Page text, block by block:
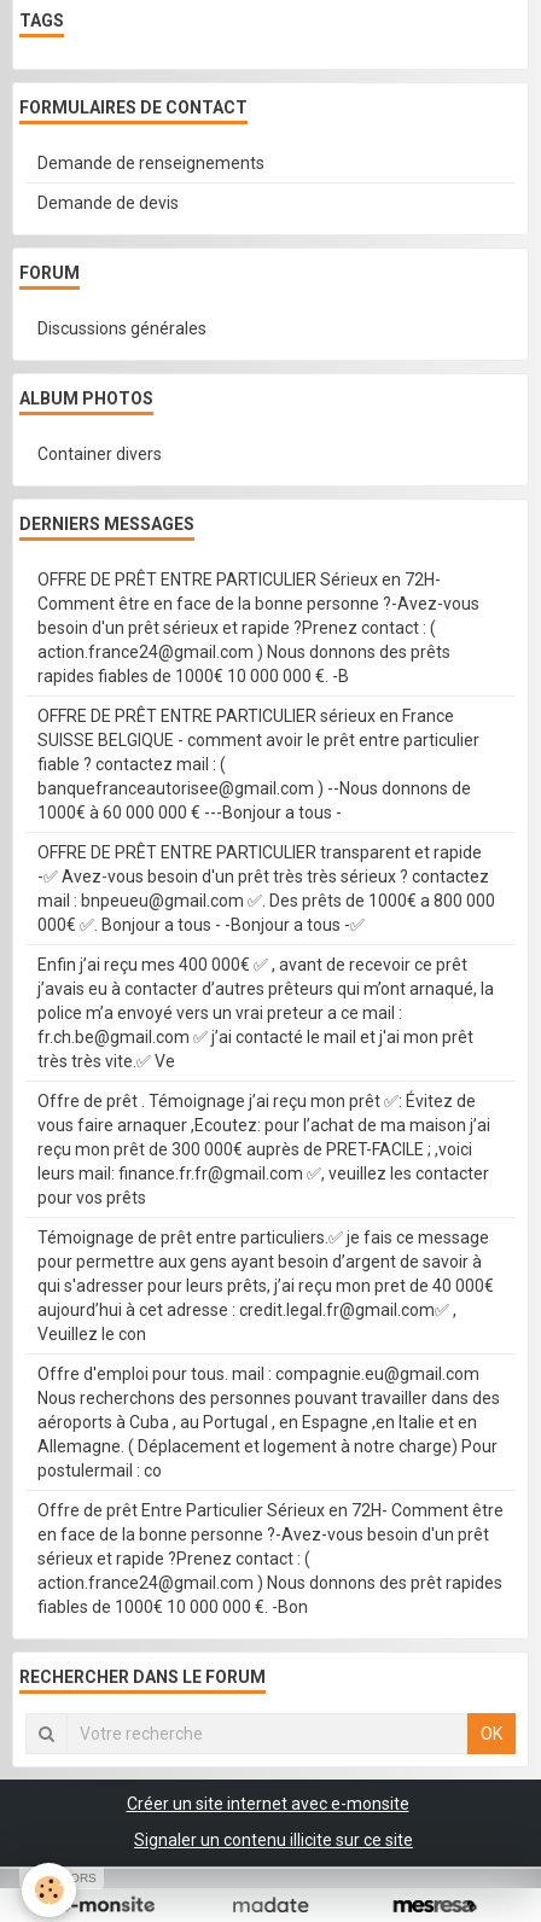
TAGS
FORMULAIRES DE CONTACT
Demande de renseignements
Demande de devis
FORUM
Discussions générales
ALBUM PHOTOS
Container divers
DERNIERS MESSAGES
OFFRE DE PRÊT ENTRE PARTICULIER Sérieux en 72H-
Comment être en face de la bonne personne ?-Avez-vous
besoin d'un prêt sérieux et rapide ?Prenez contact : (
action.france24@gmail.com ) Nous donnons des prêts
rapides fiables de 1000€ 10 000 000 €. -B
OFFRE DE PRÊT ENTRE PARTICULIER sérieux en France
SUISSE BELGIQUE - comment avoir le prêt entre particulier
fiable ? contactez mail : (
banquefranceautorisee@gmail.com ) --Nous donnons de
1000€ à 60 000 000 € ---Bonjour a tous -
OFFRE DE PRÊT ENTRE PARTICULIER transparent et rapide
-✅ Avez-vous besoin d'un prêt très très sérieux ? contactez
mail : bnpeueu@gmail.com ✅. Des prêts de 1000€ a 800 000
000€ ✅. Bonjour a tous - -Bonjour a tous -✅
Enfin j’ai reçu mes 400 000€ ✅ , avant de recevoir ce prêt
j’avais eu à contacter d’autres prêteurs qui m’ont arnaqué, la
police m’a envoyé vers un vrai preteur a ce mail :
fr.ch.be@gmail.com ✅ j’ai contacté le mail et j'ai mon prêt
très très vite.✅ Ve
Offre de prêt . Témoignage j’ai reçu mon prêt ✅: Évitez de
vous faire arnaquer ,Ecoutez: pour l’achat de ma maison j’ai
reçu mon prêt de 300 000€ auprès de PRET-FACILE ; ,voici
leurs mail: finance.fr.fr@gmail.com ✅, veuillez les contacter
pour vos prêts
Témoignage de prêt entre particuliers.✅ je fais ce message
pour permettre aux gens ayant besoin d’argent de savoir à
qui s'adresser pour leurs prêts, j’ai reçu mon pret de 40 000€
aujourd’hui à cet adresse : credit.legal.fr@gmail.com✅ ,
Veuillez le con
Offre d'emploi pour tous. mail : compagnie.eu@gmail.com
Nous recherchons des personnes pouvant travailler dans des
aéroports à Cuba , au Portugal , en Espagne ,en Italie et en
Allemagne. ( Déplacement et logement à notre charge) Pour
postulermail : co
Offre de prêt Entre Particulier Sérieux en 72H- Comment être
en face de la bonne personne ?-Avez-vous besoin d'un prêt
sérieux et rapide ?Prenez contact : (
action.france24@gmail.com ) Nous donnons des prêt rapides
fiables de 1000€ 10 000 000 €. -Bon
RECHERCHER DANS LE FORUM
OK
Créer un site internet avec e-monsite
Signaler un contenu illicite sur ce site
SPONSORS